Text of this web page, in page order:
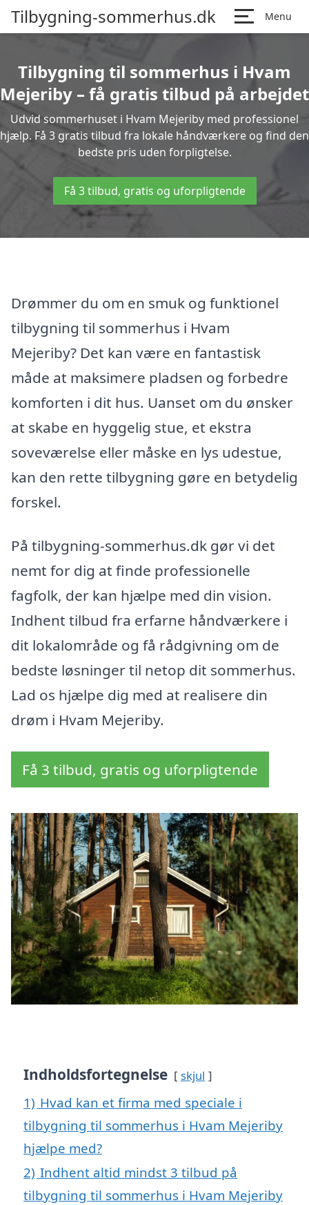
Tilbygning-sommerhus.dk Menu
Tilbygning til sommerhus i Hvam
Mejeriby – få gratis tilbud på arbejdet
Udvid sommerhuset i Hvam Mejeriby med professionel
hjælp. Få 3 gratis tilbud fra lokale håndværkere og find den
bedste pris uden forpligtelse.
Få 3 tilbud, gratis og uforpligtende
Drømmer du om en smuk og funktionel
tilbygning til sommerhus i Hvam
Mejeriby? Det kan være en fantastisk
måde at maksimere pladsen og forbedre
komforten i dit hus. Uanset om du ønsker
at skabe en hyggelig stue, et ekstra
soveværelse eller måske en lys udestue,
kan den rette tilbygning gøre en betydelig
forskel.
På tilbygning-sommerhus.dk gør vi det
nemt for dig at finde professionelle
fagfolk, der kan hjælpe med din vision.
Indhent tilbud fra erfarne håndværkere i
dit lokalområde og få rådgivning om de
bedste løsninger til netop dit sommerhus.
Lad os hjælpe dig med at realisere din
drøm i Hvam Mejeriby.
Få 3 tilbud, gratis og uforpligtende
Indholdsfortegnelse skjul
1) Hvad kan et firma med speciale i
tilbygning til sommerhus i Hvam Mejeriby
hjælpe med?
2) Indhent altid mindst 3 tilbud på
tilbygning til sommerhus i Hvam Mejeriby